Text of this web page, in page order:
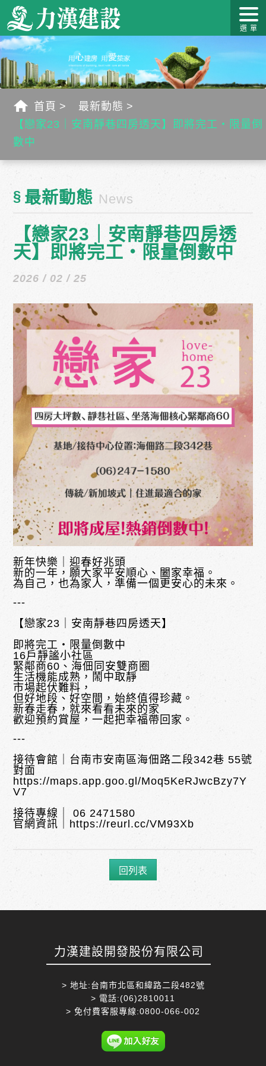
關於力
漢
最新消
息
作品介
紹
力漢學
堂
幸福工
藝
客戶服
首頁
最新動態
【戀家23｜安南靜巷四房透天】即將完工・限量倒
數中
§ 最新動態 News
【戀家23｜安南靜巷四房透
天】即將完工・限量倒數中
2026 / 02 / 25
新年快樂｜迎春好兆頭
新的一年，願大家平安順心、闔家幸福。
為自己，也為家人，準備一個更安心的未來。
---
【戀家23｜安南靜巷四房透天】
即將完工・限量倒數中
16戶靜謐小社區
緊鄰商60、海佃同安雙商圈
生活機能成熟，鬧中取靜
市場起伏難料，
但好地段、好空間，始終值得珍藏。
新春走春，就來看看未來的家
歡迎預約賞屋，一起把幸福帶回家。
---
接待會館｜台南市安南區海佃路二段342巷 55號
對面
https://maps.app.goo.gl/Moq5KeRJwcBzy7Y
V7
接待專線｜ 06 2471580
官網資訊｜ https://reurl.cc/VM93Xb
回列表
力漢建設開發股份有限公司
> 地址:台南市北區和緯路二段482號
> 電話:(06)2810011
> 免付費客服專線:0800-066-002